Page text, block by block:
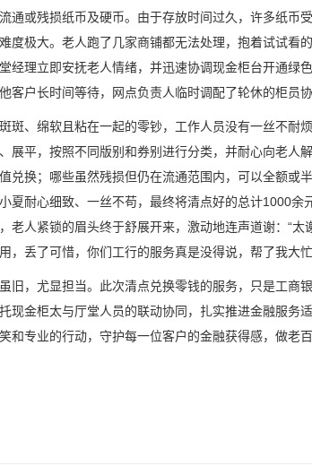
通或残损纸币及硬币。由于存放时间过久，许多纸币
度极大。老人跑了几家商铺都无法处理，抱着试试看
经理立即安抚老人情绪，并迅速协调现金柜台开通绿
客户长时间等待，网点负责人临时调配了轮休的柜员协
斑、绵软且粘在一起的零钞，工作人员没有一丝不耐
展平，按照不同版别和券别进行分类，并耐心向老人
兑换；哪些虽然残损但仍在流通范围内，可以全额或
夏耐心细致、一丝不苟，最终将清点好的总计1000余
老人紧锁的眉头终于舒展开来，激动地连声道谢：“太
，丢了可惜，你们工行的服务真是没得说，帮了我大
旧，尤显担当。此次清点兑换零钱的服务，只是工商
现金柜太与厅堂人员的联动协同，扎实推进金融服务
和专业的行动，守护每一位客户的金融获得感，做老